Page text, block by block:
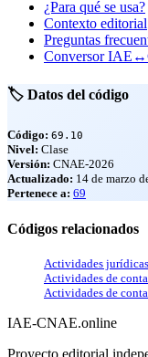
¿Para qué se usa?
Contexto editorial
Preguntas
Conversor
🏷️ Datos del código
Código: 69.10
Nivel: Clase
Versión: CNAE-2026
Actualizado: 14 de marzo
Pertenece a: 69
Códigos relacionados
Actividades jurídicas
Actividades de
Actividades de
IAE-CNAE.online
Proyecto editorial